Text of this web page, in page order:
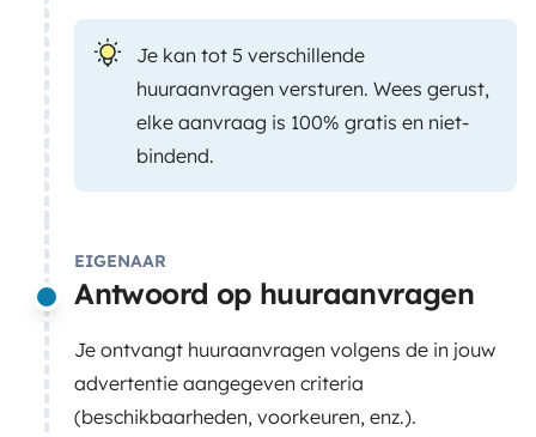
Je kan tot 5 verschillende
huuraanvragen versturen. Wees gerust,
elke aanvraag is 100% gratis en niet-
bindend.
EIGENAAR
Antwoord op huuraanvragen
Je ontvangt huuraanvragen volgens de in jouw
advertentie aangegeven criteria
(beschikbaarheden, voorkeuren, enz.).